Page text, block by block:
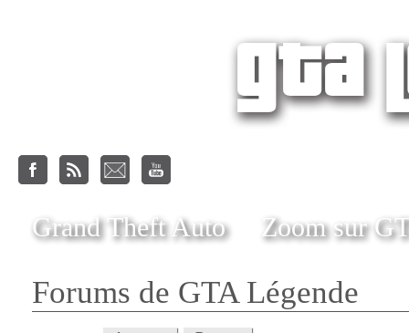
Grand Theft Auto Zoom sur
Forums de GTA Légende